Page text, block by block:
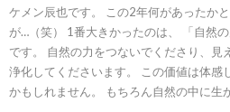
ケメン辰也です。 この2年何があったか
が…（笑） 1番大きかったのは、 「自然
です。 自然の力をつないでくださり、見
浄化してくださいます。 この価値は体感
かもしれません。 もちろん自然の中に生